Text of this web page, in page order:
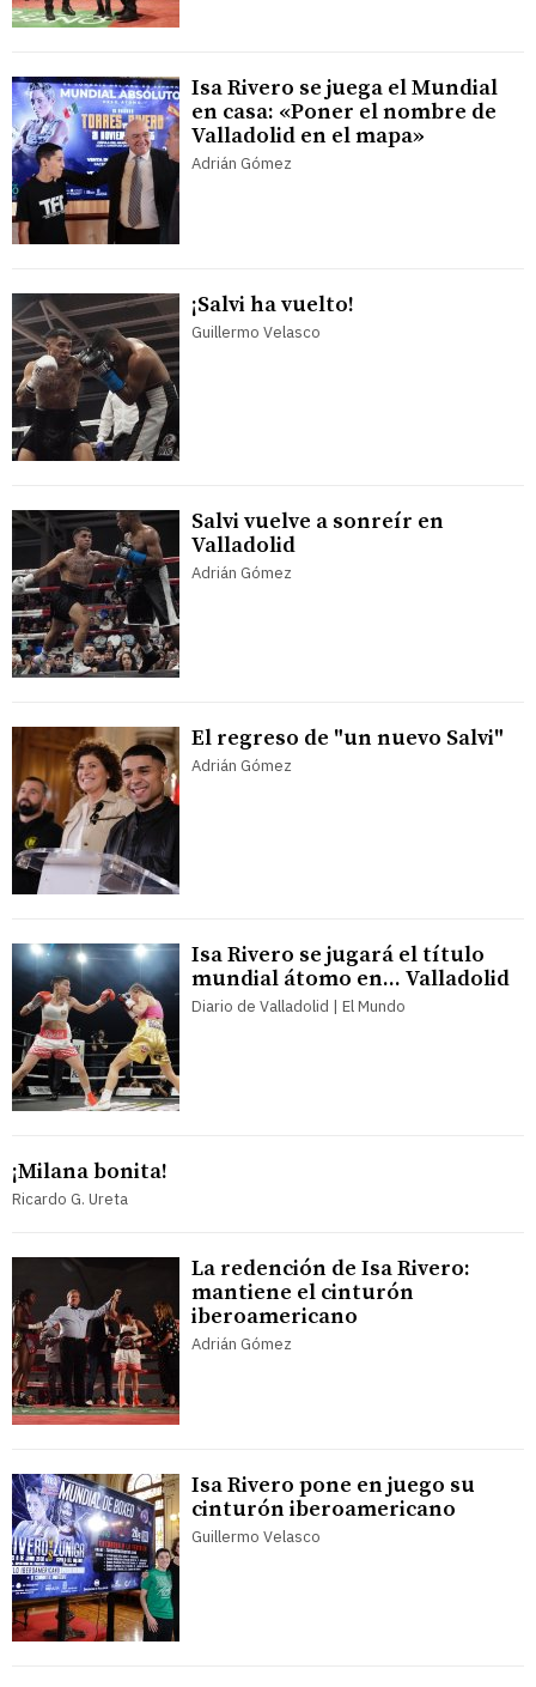
Isa Rivero se juega el Mundial
en casa: «Poner el nombre de
Valladolid en el mapa»
Adrián Gómez
¡Salvi ha vuelto!
Guillermo Velasco
Salvi vuelve a sonreír en
Valladolid
Adrián Gómez
El regreso de "un nuevo Salvi"
Adrián Gómez
Isa Rivero se jugará el título
mundial átomo en... Valladolid
Diario de Valladolid | El Mundo
¡Milana bonita!
Ricardo G. Ureta
La redención de Isa Rivero:
mantiene el cinturón
iberoamericano
Adrián Gómez
Isa Rivero pone en juego su
cinturón iberoamericano
Guillermo Velasco